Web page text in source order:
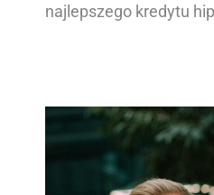
najlepszego kredytu